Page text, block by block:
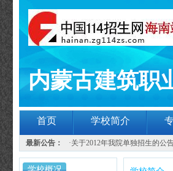
内蒙古建筑职
首页 学校简介
最新公告： ·关于2012年我院单独招生的公